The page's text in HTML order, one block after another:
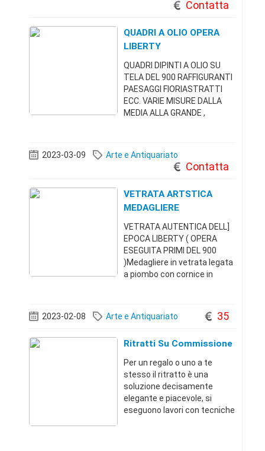
Contatta
QUADRI A OLIO OPERA
LIBERTY
QUADRI DIPINTI A OLIO SU
TELA DEL 900 RAFFIGURANTI
PAESAGGI FIORIASTRATTI
ECC. VARIE MISURE DALLA
MEDIA ALLA GRANDE ,
PRIVATO .NB VENDOSOLO
TUTTO IN BLOCCO NO PEZZI
2023-03-09 Arte e Antiquariato
Contatta
VETRATA ARTSTICA
MEDAGLIERE
VETRATA AUTENTICA DELL]
EPOCA LIBERTY ( OPERA
ESEGUITA PRIMI DEL 900
)Medagliere in vetrata legata
a piombo con cornice in
x 160 . Tra la cornice e l]ovale
,nel panello rimovibile dove
2023-02-08 Arte e Antiquariato 35
Ritratti Su Commissione
Per un regalo o uno a te
stesso il ritratto è una
soluzione decisamente
elegante e piacevole, si
eseguono lavori con tecniche